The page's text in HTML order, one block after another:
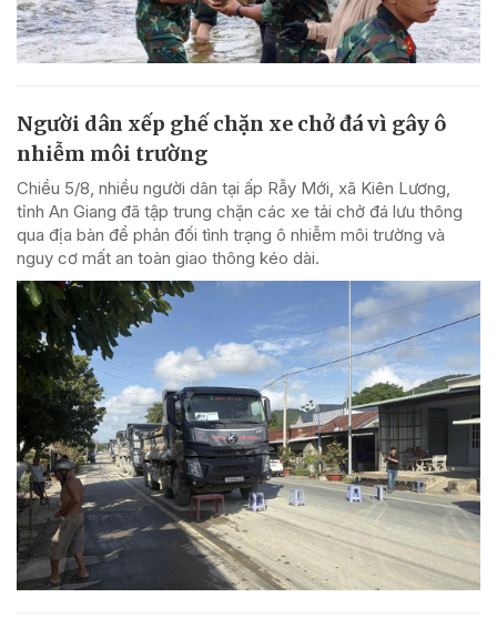
Người dân xếp ghế chặn xe chở đá vì gây ô
nhiễm môi trường
Chiều 5/8, nhiều người dân tại ấp Rẫy Mới, xã Kiên Lương,
tỉnh An Giang đã tập trung chặn các xe tải chở đá lưu thông
qua địa bàn để phản đối tình trạng ô nhiễm môi trường và
nguy cơ mất an toàn giao thông kéo dài.